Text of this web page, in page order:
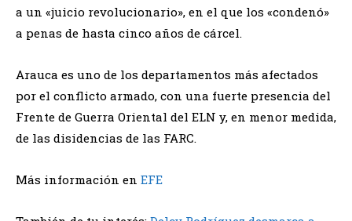
a un «juicio revolucionario», en el que los «condenó»
a penas de hasta cinco años de cárcel.
Arauca es uno de los departamentos más afectados
por el conflicto armado, con una fuerte presencia del
Frente de Guerra Oriental del ELN y, en menor medida,
de las disidencias de las FARC.
Más información en EFE